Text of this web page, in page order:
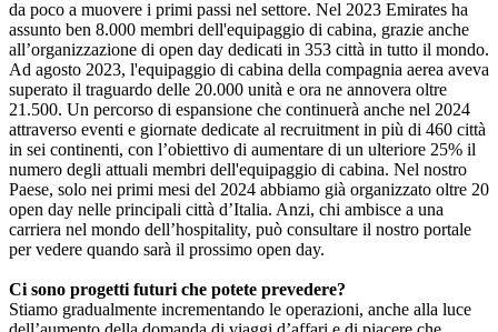
da poco a muovere i primi passi nel settore. Nel 2023 Emirates ha
assunto ben 8.000 membri dell'equipaggio di cabina, grazie anche
all’organizzazione di open day dedicati in 353 città in tutto il mondo.
Ad agosto 2023, l'equipaggio di cabina della compagnia aerea aveva
superato il traguardo delle 20.000 unità e ora ne annovera oltre
21.500. Un percorso di espansione che continuerà anche nel 2024
attraverso eventi e giornate dedicate al recruitment in più di 460 città
in sei continenti, con l’obiettivo di aumentare di un ulteriore 25% il
numero degli attuali membri dell'equipaggio di cabina. Nel nostro
Paese, solo nei primi mesi del 2024 abbiamo già organizzato oltre 20
open day nelle principali città d’Italia. Anzi, chi ambisce a una
carriera nel mondo dell’hospitality, può consultare il nostro portale
per vedere quando sarà il prossimo open day.
Ci sono progetti futuri che potete prevedere?
Stiamo gradualmente incrementando le operazioni, anche alla luce